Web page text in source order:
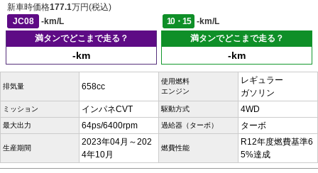
新車時価格177.1万円(税込)
JC08
-km/L 10・15
-km/L
満タンでどこまで走る？
-km
満タンでどこまで走る？
-km
排気量 658cc
使用燃料
エンジン
レギュラー
ガソリン
ミッション インパネCVT 駆動方式 4WD
最大出力 64ps/6400rpm 過給器（ターボ） ターボ
生産期間
2023年04月～202
4年10月
燃費性能
R12年度燃費基準6
5%達成